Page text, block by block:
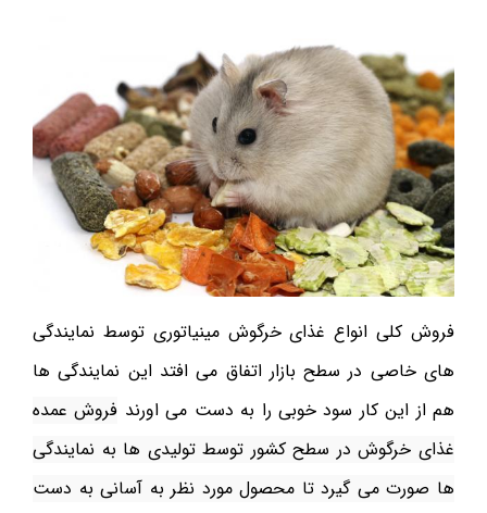
فروش کلی انواع غذای خرگوش مینیاتوری توسط نمایندگی
های خاصی در سطح بازار اتفاق می افتد این نمایندگی ها
هم از این کار سود خوبی را به دست می اورند فروش عمده
غذای خرگوش در سطح کشور توسط تولیدی ها به نمایندگی
ها صورت می گیرد تا محصول مورد نظر به آسانی به دست